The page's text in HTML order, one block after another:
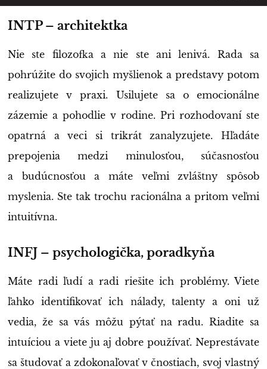
INTP – architektka
Nie ste filozofka a nie ste ani lenivá. Rada sa
pohrúžite do svojich myšlienok a predstavy potom
realizujete v praxi. Usilujete sa o emocionálne
zázemie a pohodlie v rodine. Pri rozhodovaní ste
opatrná a veci si trikrát zanalyzujete. Hľadáte
prepojenia medzi minulosťou, súčasnosťou
a budúcnosťou a máte veľmi zvláštny spôsob
myslenia. Ste tak trochu racionálna a pritom veľmi
intuitívna.
INFJ – psychologička, poradkyňa
Máte radi ľudí a radi riešite ich problémy. Viete
ľahko identifikovať ich nálady, talenty a oni už
vedia, že sa vás môžu pýtať na radu. Riadite sa
intuíciou a viete ju aj dobre používať. Neprestávate
sa študovať a zdokonaľovať v čnostiach, svoj vlastný